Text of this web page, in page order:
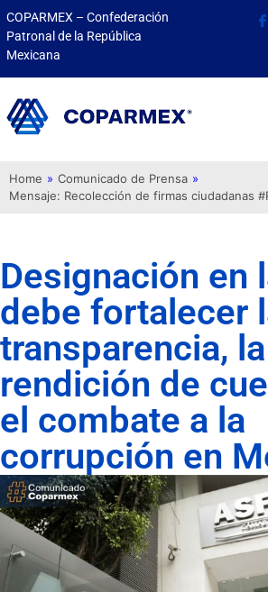
COPARMEX – Confederación
Patronal de la República
Mexicana
Home » Comunicado de Prensa »
Mensaje: Recolección de firmas ciudadanas
Designación en
debe fortalecer
transparencia, la
rendición de
el combate a la
corrupción en